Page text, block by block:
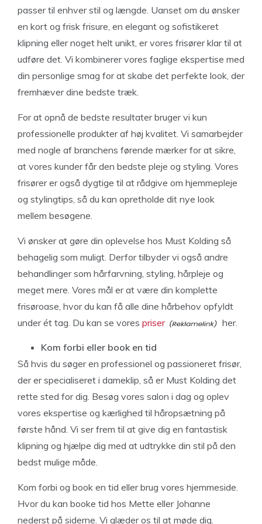
passer til enhver stil og længde. Uanset om du ønsker
en kort og frisk frisure, en elegant og sofistikeret
klipning eller noget helt unikt, er vores frisører klar til at
udføre det. Vi kombinerer vores faglige ekspertise med
din personlige smag for at skabe det perfekte look, der
fremhæver dine bedste træk.
For at opnå de bedste resultater bruger vi kun
professionelle produkter af høj kvalitet. Vi samarbejder
med nogle af branchens førende mærker for at sikre,
at vores kunder får den bedste pleje og styling. Vores
frisører er også dygtige til at rådgive om hjemmepleje
og stylingtips, så du kan opretholde dit nye look
mellem besøgene.
Vi ønsker at gøre din oplevelse hos Must Kolding så
behagelig som muligt. Derfor tilbyder vi også andre
behandlinger som hårfarvning, styling, hårpleje og
meget mere. Vores mål er at være din komplette
frisøroase, hvor du kan få alle dine hårbehov opfyldt
under ét tag. Du kan se vores priser her.
Kom forbi eller book en tid
Så hvis du søger en professionel og passioneret frisør,
der er specialiseret i dameklip, så er Must Kolding det
rette sted for dig. Besøg vores salon i dag og oplev
vores ekspertise og kærlighed til håropsætning på
første hånd. Vi ser frem til at give dig en fantastisk
klipning og hjælpe dig med at udtrykke din stil på den
bedst mulige måde.
Kom forbi og book en tid eller brug vores hjemmeside.
Hvor du kan booke tid hos Mette eller Johanne
nederst på siderne. Vi glæder os til at møde dig.